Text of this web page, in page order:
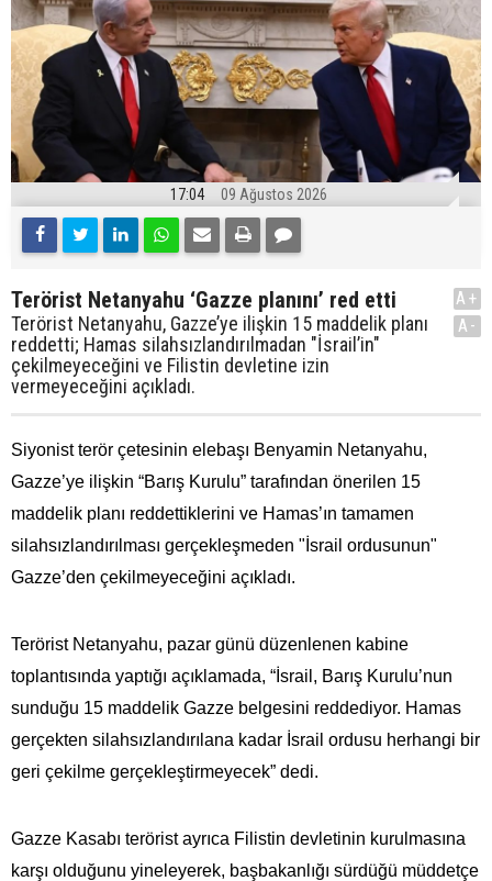
17:04 09 Ağustos 2026
Terörist Netanyahu ‘Gazze planını’ red etti
Terörist Netanyahu, Gazze’ye ilişkin 15 maddelik planı
reddetti; Hamas silahsızlandırılmadan "İsrail’in"
çekilmeyeceğini ve Filistin devletine izin
vermeyeceğini açıkladı.
A+
A-
Siyonist terör çetesinin elebaşı Benyamin Netanyahu,
Gazze’ye ilişkin “Barış Kurulu” tarafından önerilen 15
maddelik planı reddettiklerini ve Hamas’ın tamamen
silahsızlandırılması gerçekleşmeden "İsrail ordusunun"
Gazze’den çekilmeyeceğini açıkladı.
Terörist Netanyahu, pazar günü düzenlenen kabine
toplantısında yaptığı açıklamada, “İsrail, Barış Kurulu’nun
sunduğu 15 maddelik Gazze belgesini reddediyor. Hamas
gerçekten silahsızlandırılana kadar İsrail ordusu herhangi bir
geri çekilme gerçekleştirmeyecek” dedi.
Gazze Kasabı terörist ayrıca Filistin devletinin kurulmasına
karşı olduğunu yineleyerek, başbakanlığı sürdüğü müddetçe